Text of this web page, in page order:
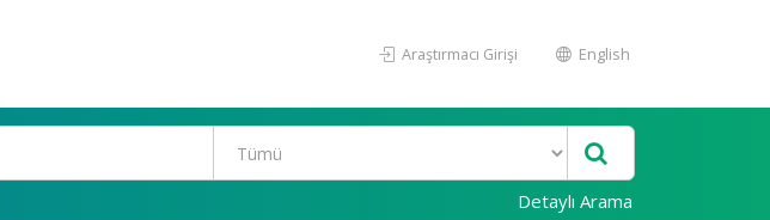
Araştırmacı Girişi English
Detaylı Arama